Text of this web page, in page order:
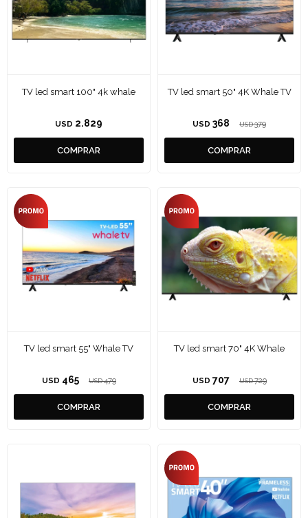
TV led smart 100" 4k whale
USD 2.829
TV led smart 50" 4K Whale TV
USD 368 USD 379
TV led smart 55" Whale TV
USD 465 USD 479
TV led smart 70" 4K Whale
USD 707 USD 729